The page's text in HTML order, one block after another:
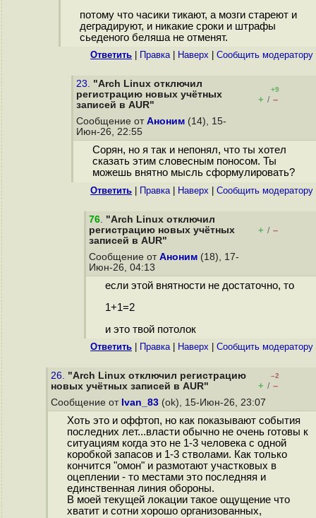
потому что часики тикают, а мозги стареют и
деградируют, и никакие сроки и штрафы
сьеденого беляша не отменят.
Ответить Правка| Наверх Cообщить модератору
23. "Arch Linux отключил
регистрацию новых учётных
записей в AUR"
+9
+ / –
Сообщение от Аноним (14), 15-
Июн-26, 22:55
Сорян, но я так и непонял, что ты хотел
сказать этим словесным поносом. Ты
можешь внятно мысль сформулировать?
Ответить Правка| Наверх Cообщить модератору
76. "Arch Linux отключил
регистрацию новых учётных
записей в AUR"
+ / –
Сообщение от Аноним (18), 17-
Июн-26, 04:13
если этой внятности не достаточно, то
1+1=2
и это твой потолок
Ответить Правка| Наверх Cообщить модератору
26. "Arch Linux отключил регистрацию
новых учётных записей в AUR"
–2
+ / –
Сообщение от Ivan_83 (ok), 15-Июн-26, 23:07
Хоть это и оффтоп, но как показывают события
последних лет...власти обычно не очень готовы к
ситуациям когда это не 1-3 человека с одной
коробкой запасов и 1-3 стволами. Как только
кончится "омон" и размотают участковых в
оцеплении - то местами это последняя и
единственная линия обороны.
В моей текущей локации такое ощущение что
хватит и сотни хорошо организованных,